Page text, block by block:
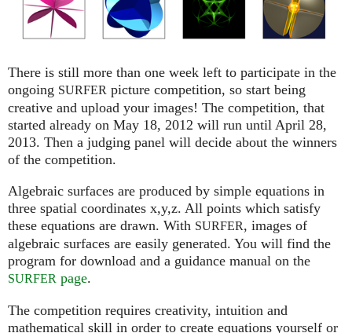
Devamı...
There is still more than one week left to participate in the
ongoing SURFER picture competition, so start being
creative and upload your images! The competition, that
started already on May 18, 2012 will run until April 28,
2013. Then a judging panel will decide about the winners
of the competition.
Algebraic surfaces are produced by simple equations in
three spatial coordinates x,y,z. All points which satisfy
these equations are drawn. With SURFER, images of
algebraic surfaces are easily generated. You will find the
program for download and a guidance manual on the
SURFER page.
The competition requires creativity, intuition and
mathematical skill in order to create equations yourself or